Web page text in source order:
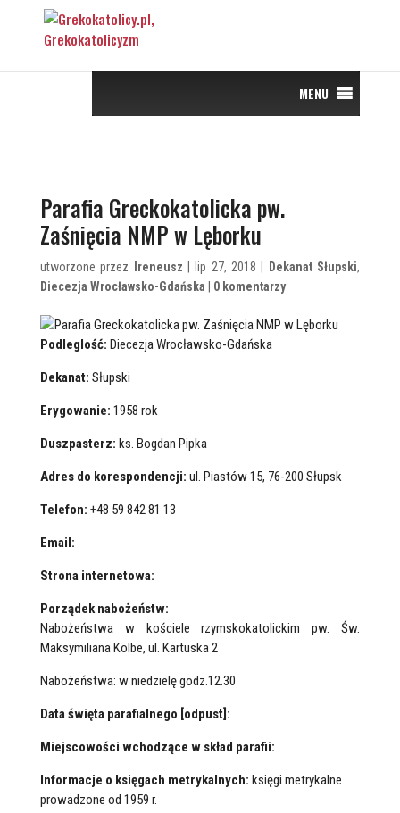
MENU
Parafia Greckokatolicka pw.
Zaśnięcia NMP w Lęborku
utworzone przez Ireneusz | lip 27, 2018 | Dekanat Słupski,
Diecezja Wrocławsko-Gdańska
0 komentarzy
Podleglość: Diecezja Wrocławsko-Gdańska
Dekanat: Słupski
Erygowanie: 1958 rok
Duszpasterz: ks. Bogdan Pipka
Adres do korespondencji: ul. Piastów 15, 76-200 Słupsk
Telefon: +48 59 842 81 13
Email:
Strona internetowa:
Porządek nabożeństw:
Nabożeństwa w kościele rzymskokatolickim pw. Św.
Maksymiliana Kolbe, ul. Kartuska 2
Nabożeństwa: w niedzielę godz.12.30
Data święta parafialnego [odpust]:
Miejscowości wchodzące w skład parafii:
Informacje o księgach metrykalnych: księgi metrykalne
prowadzone od 1959 r.